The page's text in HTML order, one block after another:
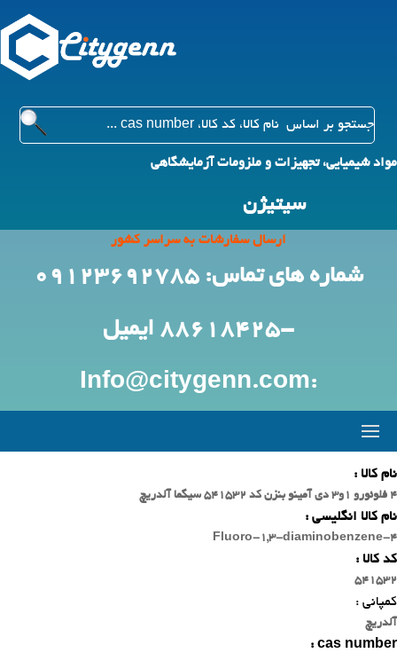
مواد شیمیایی، تجهیزات و ملزومات آزمایشگاهی
سیتیژن
ارسال سفارشات به سراسر کشور
شماره های تماس: 09123692785
-88618425 ایمیل
:Info@citygenn.com
نام کالا :
4 فلوئورو 1و3 دی آمینو بنزن کد 541532 سیگما آلدریچ
نام کالا انگلیسی :
4-Fluoro-1,3-diaminobenzene
کد کالا :
541532
کمپانی :
آلدریچ
cas number :